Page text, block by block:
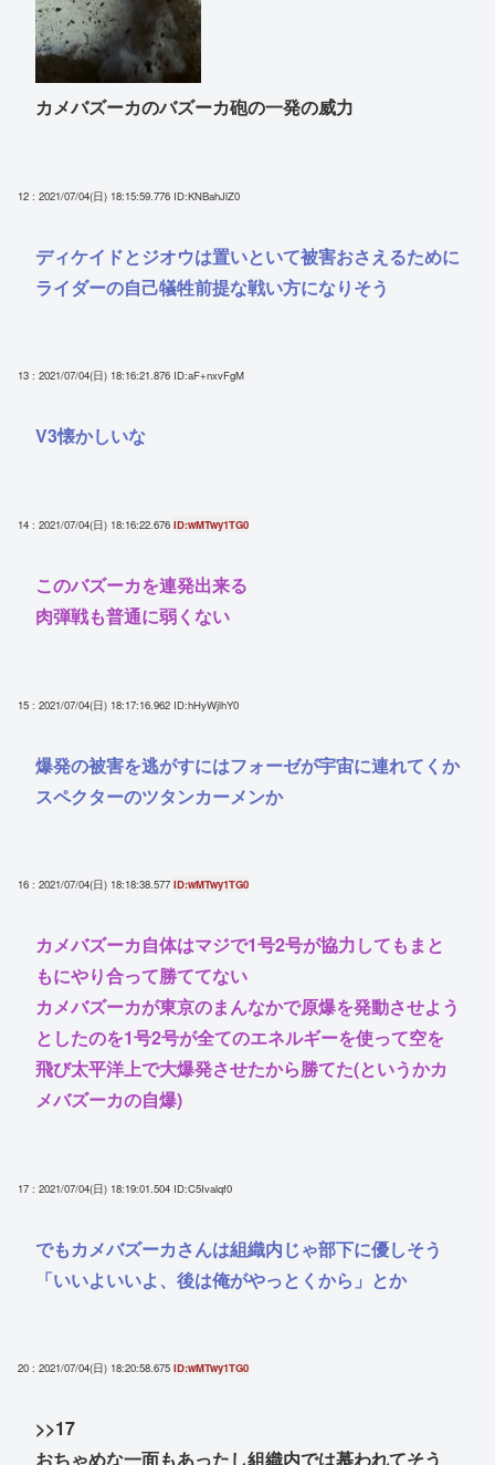
カメバズーカのバズーカ砲の一発の威力
12 : 2021/07/04(日) 18:15:59.776 ID:KNBahJlZ0
ディケイドとジオウは置いといて被害おさえるために
ライダーの自己犠牲前提な戦い方になりそう
13 : 2021/07/04(日) 18:16:21.876 ID:aF+nxvFgM
V3懐かしいな
14 : 2021/07/04(日) 18:16:22.676 ID:wMTwy1TG0
このバズーカを連発出来る
肉弾戦も普通に弱くない
15 : 2021/07/04(日) 18:17:16.962 ID:hHyWjlhY0
爆発の被害を逃がすにはフォーゼが宇宙に連れてくか
スペクターのツタンカーメンか
16 : 2021/07/04(日) 18:18:38.577 ID:wMTwy1TG0
カメバズーカ自体はマジで1号2号が協力してもまと
もにやり合って勝ててない
カメバズーカが東京のまんなかで原爆を発動させよう
としたのを1号2号が全てのエネルギーを使って空を
飛び太平洋上で大爆発させたから勝てた(というかカ
メバズーカの自爆)
17 : 2021/07/04(日) 18:19:01.504 ID:C5Ivalqf0
でもカメバズーカさんは組織内じゃ部下に優しそう
「いいよいいよ、後は俺がやっとくから」とか
20 : 2021/07/04(日) 18:20:58.675 ID:wMTwy1TG0
>>17
おちゃめな一面もあったし組織内では慕われてそう